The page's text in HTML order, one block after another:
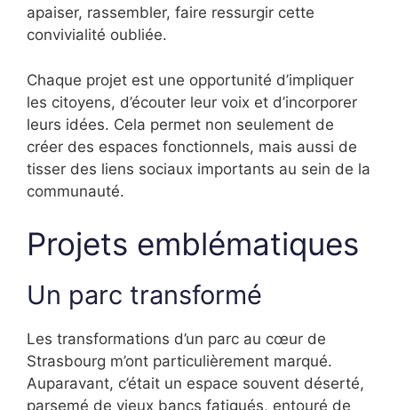
apaiser, rassembler, faire ressurgir cette
convivialité oubliée.
Chaque projet est une opportunité d’impliquer
les citoyens, d’écouter leur voix et d’incorporer
leurs idées. Cela permet non seulement de
créer des espaces fonctionnels, mais aussi de
tisser des liens sociaux importants au sein de la
communauté.
Projets emblématiques
Un parc transformé
Les transformations d’un parc au cœur de
Strasbourg m’ont particulièrement marqué.
Auparavant, c’était un espace souvent déserté,
parsemé de vieux bancs fatigués, entouré de